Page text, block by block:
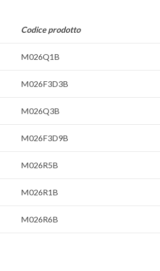
Codice prodotto
M026Q1B
M026F3D3B
M026Q3B
M026F3D9B
M026R5B
M026R1B
M026R6B